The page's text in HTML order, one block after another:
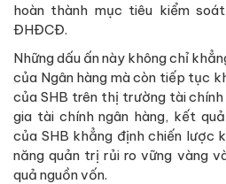
hoàn thành mục tiêu kiểm
ĐHĐCĐ.
Những dấu ấn này không chỉ
của Ngân hàng mà còn tiếp tục
của SHB trên thị trường tài
gia tài chính ngân hàng, kết
của SHB khẳng định chiến lược
năng quản trị rủi ro vững vàng
quả nguồn vốn.